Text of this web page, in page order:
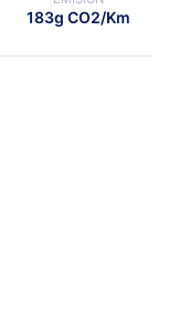
183g CO2/Km